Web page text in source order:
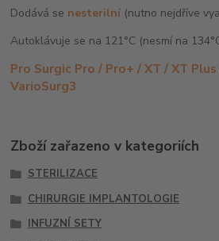
Dodává se nesterilní (nutno nejdříve
Autoklávuje se na 121°C (nesmí na
Pro Surgic Pro / Pro+ / XT / XT
VarioSurg3
Zboží zařazeno v kategoriích
STERILIZACE
CHIRURGIE IMPLANTOLOGIE
INFUZNÍ SETY